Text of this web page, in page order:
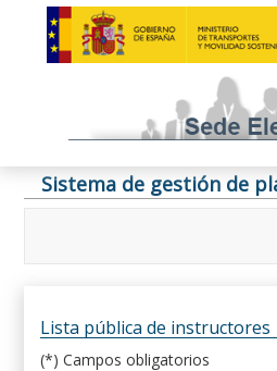
Sistema de gestión de
Lista pública de instructores
(*) Campos obligatorios